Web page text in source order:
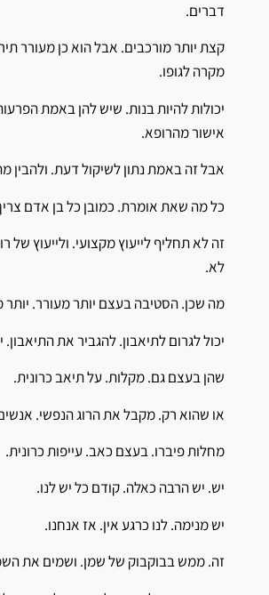
דברים.
קצת יותר מורכבים. אבל הוא כן מעורר
מקרה לגופו.
יכולות להיות בנות. שיש להן באמת
אישור מהרופא.
אבל זה באמת נתון לשיקול דעת. ולהבין
כל מה שאת אומרת. כמובן כל בן אדם
זה לא תחליף לייעוץ מקצועי. ולייעוץ
לא.
מה שכן. הסטיבה בעצם יותר מעורר. יותר
יכול לגרום לתיאבון. להגביר את
שהן בעצם גם. מקלות. על תיאב כרונית.
או שהוא רק. מקבל את הרוג הנפשי.
מחלות פיברו. בעצם כאב. עייפות כרונית.
יש. יש הרבה כאלה. קודם כל יש לנו.
יש מנימה. לנו כרגע אין. אז אנחנו.
זה. ממש בבוקבוק של שמן. ושמים את